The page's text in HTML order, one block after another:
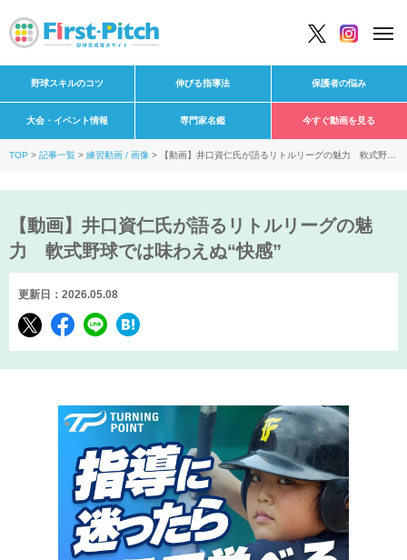
野球スキルのコツ 伸びる指導法 保護者の悩み
大会・イベント情報 専門家名鑑 今すぐ動画を見る
TOP 記事一覧 練習動画 / 画像
【動画】井口資仁氏が語るリトルリーグの魅力 軟式野球
【動画】井口資仁氏が語るリトルリーグの魅
力 軟式野球では味わえぬ“快感”
更新日：2026.05.08